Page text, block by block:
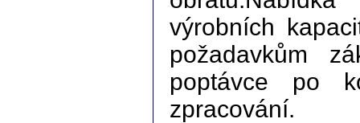
výrobních
požadavkům
poptávce po
zpracování.